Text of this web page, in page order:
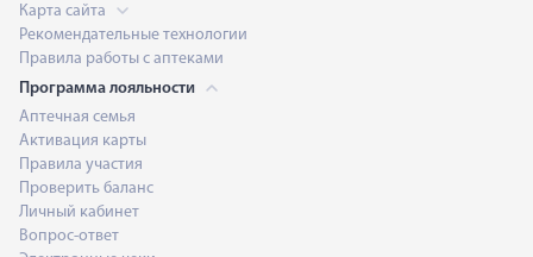
Карта сайта
Рекомендательные технологии
Правила работы с аптеками
Программа лояльности
Аптечная семья
Активация карты
Правила участия
Проверить баланс
Личный кабинет
Вопрос-ответ